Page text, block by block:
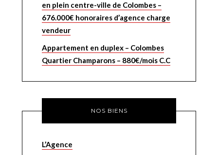
en plein centre-ville de Colombes –
676.000€ honoraires d’agence charge
vendeur
Appartement en duplex – Colombes
Quartier Champarons – 880€/mois C.C
NOS BIENS
L’Agence